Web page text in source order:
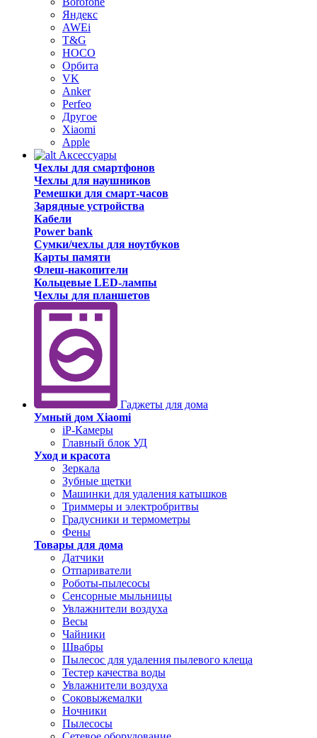
Яндекс
AWEi
T&G
HOCO
Орбита
VK
Anker
Perfeo
Другое
Xiaomi
Apple
Аксессуары
Чехлы для смартфонов
Чехлы для наушников
Ремешки для смарт-часов
Зарядные устройства
Кабели
Power bank
Сумки/чехлы для ноутбуков
Карты памяти
Флеш-накопители
Кольцевые LED-лампы
Чехлы для планшетов
Гаджеты для дома
Умный дом Xiaomi
iP-Камеры
Главный блок УД
Уход и красота
Зеркала
Зубные щетки
Машинки для удаления катышков
Триммеры и электробритвы
Градусники и термометры
Фены
Товары для дома
Датчики
Отпариватели
Роботы-пылесосы
Сенсорные мыльницы
Увлажнители воздуха
Весы
Чайники
Швабры
Пылесос для удаления пылевого клеща
Тестер качества воды
Увлажнители воздуха
Соковыжемалки
Ночники
Пылесосы